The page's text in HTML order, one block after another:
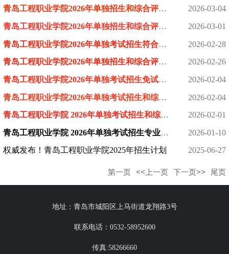
青岛工程职业学院2026年单独招生和综合评价招生考试准考证打印通... 2026-03-04
青岛工程职业学院2026年单独招生和综合评价招生面试说明 2026-03-01
青岛工程职业学院2026年单独考试招生符合免试条件考生名单公示 2026-02-28
青岛工程职业学院2026年单独招生和综合评价招生缴费及考试须知 2026-02-26
青岛工程职业学院2026年单独考试招生免试申请说明 2026-02-04
青岛工程职业学院2026年单独考试招生和综合评价招生计划 2026-02-04
青岛工程职业学院 2026年单独考试招生和综合评价招生章程 2026-02-01
青岛工程职业学院 2026年单独考试招生专业对应春季高考 统一考试... 2026-01-10
权威发布！青岛工程职业学院2025年招生计划 2025-06-27
第一页 <<上一页 下一页>> 尾页
地址：青岛市城阳区上马街道龙翔路3号
联系电话：0532-58952600
传真:58266660